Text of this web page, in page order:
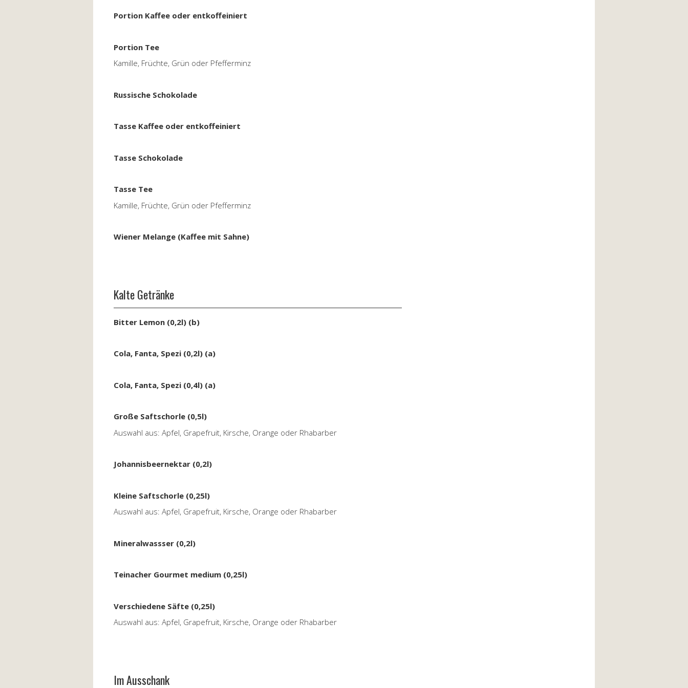
Portion Kaffee oder entkoffeiniert
Portion Tee
Kamille, Früchte, Grün oder Pfefferminz
Russische Schokolade
Tasse Kaffee oder entkoffeiniert
Tasse Schokolade
Tasse Tee
Kamille, Früchte, Grün oder Pfefferminz
Wiener Melange (Kaffee mit Sahne)
Kalte Getränke
Bitter Lemon (0,2l) (b)
Cola, Fanta, Spezi (0,2l) (a)
Cola, Fanta, Spezi (0,4l) (a)
Große Saftschorle (0,5l)
Auswahl aus: Apfel, Grapefruit, Kirsche, Orange oder Rhabarber
Johannisbeernektar (0,2l)
Kleine Saftschorle (0,25l)
Auswahl aus: Apfel, Grapefruit, Kirsche, Orange oder Rhabarber
Mineralwassser (0,2l)
Teinacher Gourmet medium (0,25l)
Verschiedene Säfte (0,25l)
Auswahl aus: Apfel, Grapefruit, Kirsche, Orange oder Rhabarber
Im Ausschank